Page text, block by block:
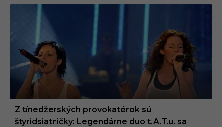
Z tínedžerských provokatérok sú
štyridsiatničky: Legendárne duo t.A.T.u. sa